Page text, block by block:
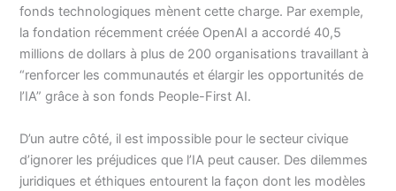
fonds technologiques mènent cette charge. Par exemple,
la fondation récemment créée OpenAI a accordé 40,5
millions de dollars à plus de 200 organisations travaillant à
“renforcer les communautés et élargir les opportunités de
l’IA” grâce à son fonds People-First AI.
D’un autre côté, il est impossible pour le secteur civique
d’ignorer les préjudices que l’IA peut causer. Des dilemmes
juridiques et éthiques entourent la façon dont les modèles